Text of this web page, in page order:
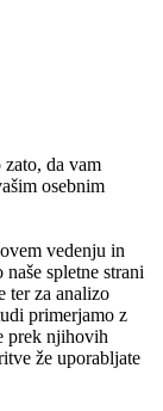
da vam
osebnim
vedenju in
spletne strani
ter za analizo
primerjamo z
prek njihovih
že uporabljate